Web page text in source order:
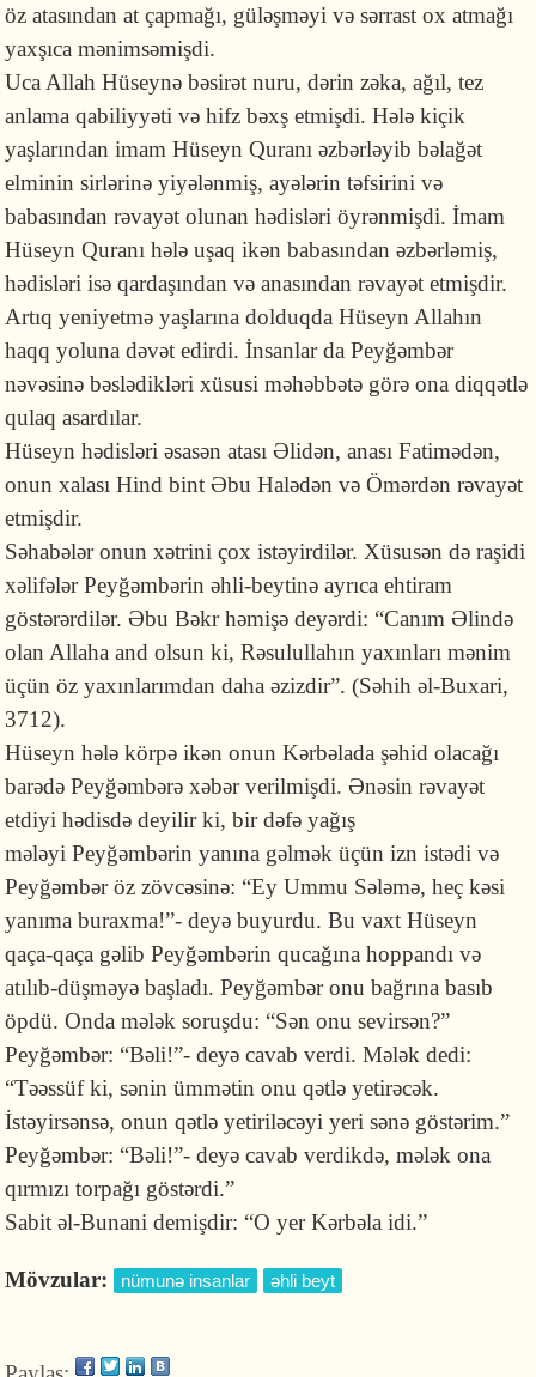
öz atasından at çapmağı, güləşməyi və sərrast ox atmağı
yaxşıca mənimsəmişdi.
Uca Allah Hüseynə bəsirət nuru, dərin zəka, ağıl, tez
anlama qabiliyyəti və hifz bəxş etmişdi. Hələ kiçik
yaşlarından imam Hüseyn Quranı əzbərləyib bəlağət
elminin sirlərinə yiyələnmiş, ayələrin təfsirini və
babasından rəvayət olunan hədisləri öyrənmişdi. İmam
Hüseyn Quranı hələ uşaq ikən babasından əzbərləmiş,
hədisləri isə qardaşından və anasından rəvayət etmişdir.
Artıq yeniyetmə yaşlarına dolduqda Hüseyn Allahın
haqq yoluna dəvət edirdi. İnsanlar da Peyğəmbər
nəvəsinə bəslədikləri xüsusi məhəbbətə görə ona diqqətlə
qulaq asardılar.
Hüseyn hədisləri əsasən atası Əlidən, anası Fatimədən,
onun xalası Hind bint Əbu Halədən və Ömərdən rəvayət
etmişdir.
Səhabələr onun xətrini çox istəyirdilər. Xüsusən də raşidi
xəlifələr Peyğəmbərin əhli-beytinə ayrıca ehtiram
göstərərdilər. Əbu Bəkr həmişə deyərdi: “Canım Əlində
olan Allaha and olsun ki, Rəsulullahın yaxınları mənim
üçün öz yaxınlarımdan daha əzizdir”. (Səhih əl-Buxari,
3712).
Hüseyn hələ körpə ikən onun Kərbəlada şəhid olacağı
barədə Peyğəmbərə xəbər verilmişdi. Ənəsin rəvayət
etdiyi hədisdə deyilir ki, bir dəfə yağış
mələyi Peyğəmbərin yanına gəlmək üçün izn istədi və
Peyğəmbər öz zövcəsinə: “Ey Ummu Sələmə, heç kəsi
yanıma buraxma!”- deyə buyurdu. Bu vaxt Hüseyn
qaça-qaça gəlib Peyğəmbərin qucağına hoppandı və
atılıb-düşməyə başladı. Peyğəmbər onu bağrına basıb
öpdü. Onda mələk soruşdu: “Sən onu sevirsən?”
Peyğəmbər: “Bəli!”- deyə cavab verdi. Mələk dedi:
“Təəssüf ki, sənin ümmətin onu qətlə yetirəcək.
İstəyirsənsə, onun qətlə yetiriləcəyi yeri sənə göstərim.”
Peyğəmbər: “Bəli!”- deyə cavab verdikdə, mələk ona
qırmızı torpağı göstərdi.”
Sabit əl-Bunani demişdir: “O yer Kərbəla idi.”
Mövzular: nümunə insanlar əhli beyt